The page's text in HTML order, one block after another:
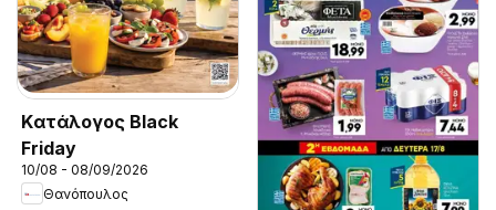
Kατάλογος Black
Friday
10/08 - 08/09/2026
Θανόπουλος